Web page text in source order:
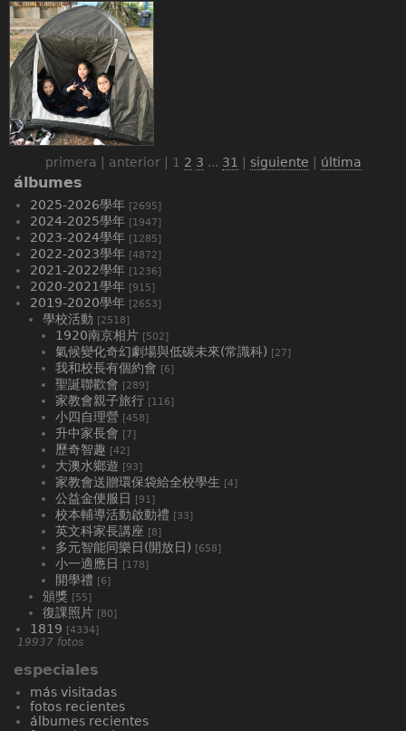
primera | anterior | 1 2 3 ... 31 | siguiente | última
álbumes
2025-2026學年 [2695]
2024-2025學年 [1947]
2023-2024學年 [1285]
2022-2023學年 [4872]
2021-2022學年 [1236]
2020-2021學年 [915]
2019-2020學年 [2653]
學校活動 [2518]
1920南京相片 [502]
氣候變化奇幻劇場與低碳未來(常識科) [27]
我和校長有個約會 [6]
聖誕聯歡會 [289]
家教會親子旅行 [116]
小四自理營 [458]
升中家長會 [7]
歷奇智趣 [42]
大澳水鄉遊 [93]
家教會送贈環保袋給全校學生 [4]
公益金便服日 [91]
校本輔導活動啟動禮 [33]
英文科家長講座 [8]
多元智能同樂日(開放日) [658]
小一適應日 [178]
開學禮 [6]
頒獎 [55]
復課照片 [80]
1819 [4334]
19937 fotos
especiales
más visitadas
fotos recientes
álbumes recientes